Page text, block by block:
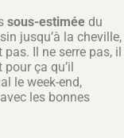
sous-estimée du
jusqu’à la cheville,
Il ne serre pas, il
pour ça qu’il
le week-end,
les bonnes